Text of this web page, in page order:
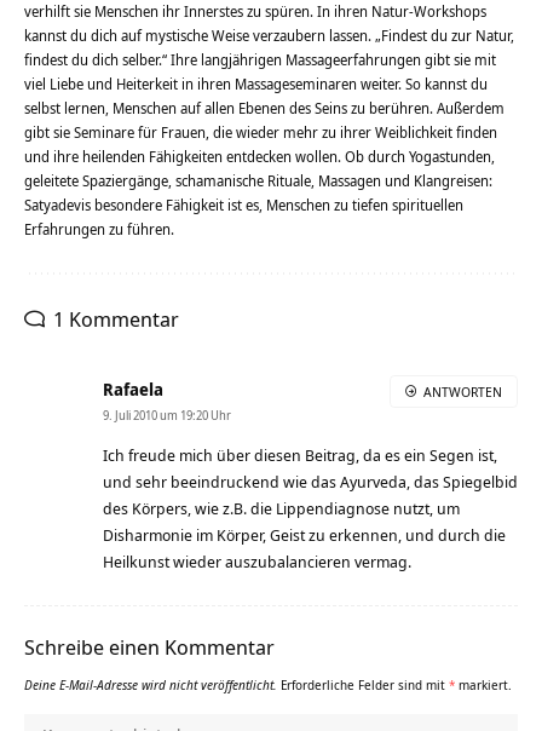
verhilft sie Menschen ihr Innerstes zu spüren. In ihren Natur-Workshops
kannst du dich auf mystische Weise verzaubern lassen. „Findest du zur Natur,
findest du dich selber.“ Ihre langjährigen Massageerfahrungen gibt sie mit
viel Liebe und Heiterkeit in ihren Massageseminaren weiter. So kannst du
selbst lernen, Menschen auf allen Ebenen des Seins zu berühren. Außerdem
gibt sie Seminare für Frauen, die wieder mehr zu ihrer Weiblichkeit finden
und ihre heilenden Fähigkeiten entdecken wollen. Ob durch Yogastunden,
geleitete Spaziergänge, schamanische Rituale, Massagen und Klangreisen:
Satyadevis besondere Fähigkeit ist es, Menschen zu tiefen spirituellen
Erfahrungen zu führen.
1 Kommentar
Rafaela
9. Juli 2010 um 19:20 Uhr
Ich freude mich über diesen Beitrag, da es ein Segen ist,
und sehr beeindruckend wie das Ayurveda, das Spiegelbid
des Körpers, wie z.B. die Lippendiagnose nutzt, um
Disharmonie im Körper, Geist zu erkennen, und durch die
Heilkunst wieder auszubalancieren vermag.
ANTWORTEN
Schreibe einen Kommentar
Deine E-Mail-Adresse wird nicht veröffentlicht. Erforderliche Felder sind mit * markiert.